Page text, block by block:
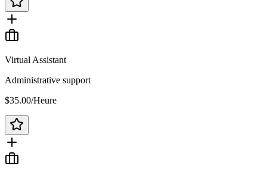
Virtual Assistant
Administrative support
$35.00/Heure